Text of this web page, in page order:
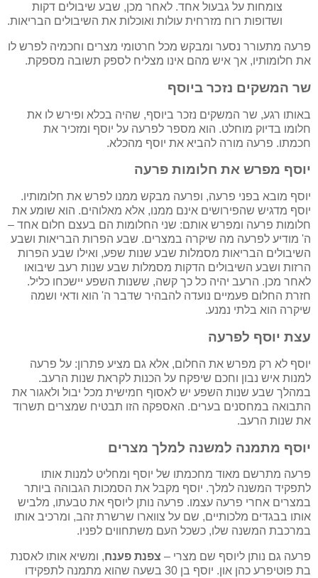
צומחות על גבעול אחד. לאחר מכן, שבע שיבולים דקות
ושדופות רוח מזרחית עולות ואוכלות את השיבולים הבריאות.
פרעה מתעורר נסער ומבקש מכל חרטומי מצרים וחכמיה לפרש לו
את חלומותיו, אך איש מהם אינו מצליח לספק תשובה מספקת.
שר המשקים נזכר ביוסף
באותו רגע, שר המשקים נזכר ביוסף, שהיה בכלא ופירש לו את
חלומו בדיוק מוחלט. הוא מספר לפרעה על יוסף ומזכיר את
חכמתו. פרעה מורה להביא את יוסף מהכלא.
יוסף מפרש את חלומות פרעה
יוסף מובא בפני פרעה, ופרעה מבקש ממנו לפרש את חלומותיו.
יוסף מדגיש שהפירושים אינם ממנו, אלא מאלוהים. הוא שומע את
חלומות פרעה ומפרש אותם: שני החלומות הם בעצם חלום אחד –
ה' מודיע לפרעה מה שיקרה במצרים. שבע הפרות הבריאות ושבע
השיבולים הבריאות מסמלות שבע שנות שפע, ואילו שבע הפרות
הרזות ושבע השיבולים הדקות מסמלות שבע שנות רעב שיבואו
לאחר מכן. הרעב יהיה כל כך קשה, ששנות השפע יישכחו כליל.
חזרת החלום פעמיים נועדה להבהיר שדבר ה' הוא ודאי ושמה
שיקרה הוא בלתי נמנע.
עצת יוסף לפרעה
יוסף לא רק מפרש את החלום, אלא גם מציע פתרון: על פרעה
למנות איש נבון וחכם שיפקח על הכנות לקראת שנות הרעב.
במהלך שבע שנות השפע יש לאסוף חמישית מכל יבול ולאגור את
התבואה במחסנים בערים. האספקה הזו תבטיח שמצרים תשרוד
את שנות הרעב.
יוסף מתמנה למשנה למלך מצרים
פרעה מתרשם מאוד מחכמתו של יוסף ומחליט למנות אותו
לתפקיד המשנה למלך. יוסף מקבל את הסמכות הגבוהה ביותר
במצרים אחרי פרעה עצמו. פרעה נותן ליוסף את טבעתו, מלביש
אותו בבגדים מלכותיים, שם על צווארו שרשרת זהב, ומרכיב אותו
במרכבת המשנה שלו, כשכל העם משתחווים לפניו.
פרעה גם נותן ליוסף שם מצרי – צפנת פענח, ומשיא אותו לאסנת
בת פוטיפרע כהן און. יוסף בן 30 בשעה שהוא מתמנה לתפקידו